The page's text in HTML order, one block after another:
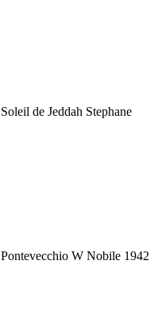
Soleil de Jeddah Stephane
Pontevecchio W Nobile 1942